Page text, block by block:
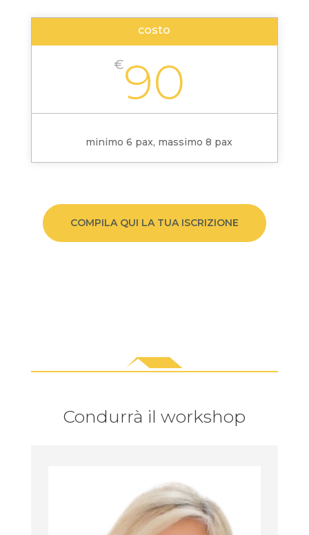
costo
€90
minimo 6 pax, massimo 8 pax
COMPILA QUI LA TUA ISCRIZIONE
Condurrà il workshop